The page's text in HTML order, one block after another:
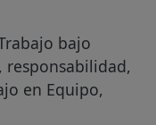
bajo
responsabilidad,
en Equipo,